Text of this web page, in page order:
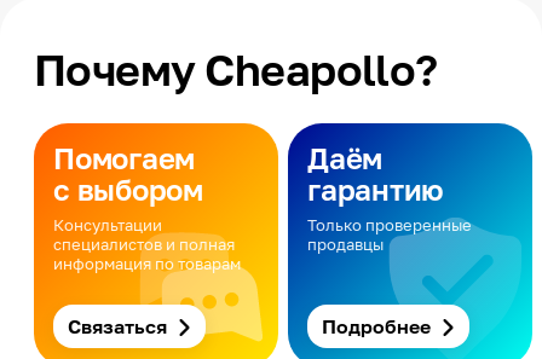
Почему Cheapollo?
Помогаем
с выбором
Консультации
специалистов и полная
информация по товарам
Связаться
Даём
гарантию
Только проверенные
продавцы
Подробнее